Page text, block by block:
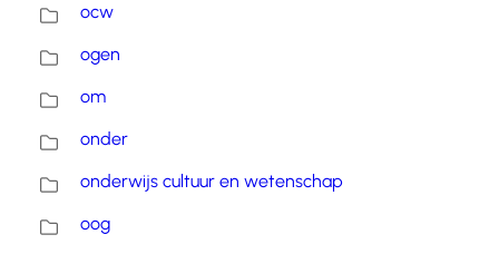
ocw
ogen
om
onder
onderwijs cultuur en wetenschap
oog